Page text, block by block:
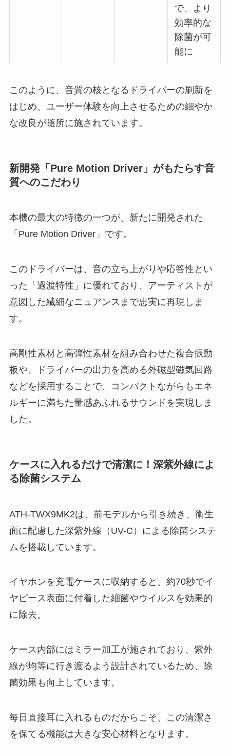
で、より
効率的な
除菌が可
能に
このように、音質の核となるドライバーの刷新を
はじめ、ユーザー体験を向上させるための細やか
な改良が随所に施されています。
新開発「Pure Motion Driver」がもたらす音
質へのこだわり
本機の最大の特徴の一つが、新たに開発された
「Pure Motion Driver」です。
このドライバーは、音の立ち上がりや応答性とい
った「過渡特性」に優れており、アーティストが
意図した繊細なニュアンスまで忠実に再現しま
す。
高剛性素材と高弾性素材を組み合わせた複合振動
板や、ドライバーの出力を高める外磁型磁気回路
などを採用することで、コンパクトながらもエネ
ルギーに満ちた量感あふれるサウンドを実現しま
した。
ケースに入れるだけで清潔に！深紫外線によ
る除菌システム
ATH-TWX9MK2は、前モデルから引き続き、衛生
面に配慮した深紫外線（UV-C）による除菌システ
ムを搭載しています。
イヤホンを充電ケースに収納すると、約70秒でイ
ヤピース表面に付着した細菌やウイルスを効果的
に除去。
ケース内部にはミラー加工が施されており、紫外
線が均等に行き渡るよう設計されているため、除
菌効果も向上しています。
毎日直接耳に入れるものだからこそ、この清潔さ
を保てる機能は大きな安心材料となります。